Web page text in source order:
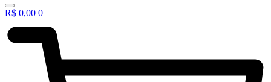
R$ 0,00 0